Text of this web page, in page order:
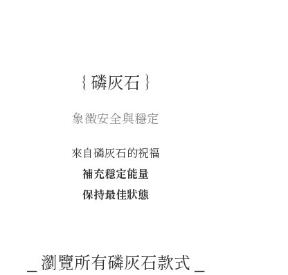
｛ 磷灰石 ｝
象徵安全與穩定
來自磷灰石的祝福
補充穩定能量
保持最佳狀態
⎯ 瀏覽所有磷灰石款式 ⎯